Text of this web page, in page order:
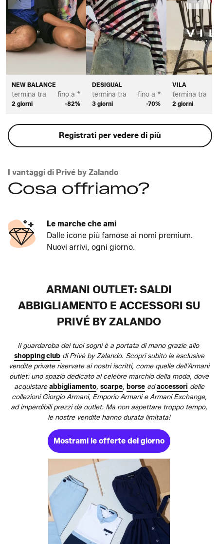
NEW BALANCE
termina tra
2 giorni
fino a *
-82%
DESIGUAL
termina tra
3 giorni
fino a *
-70%
VILA
termina tra
2 giorni
Registrati per vedere di più
I vantaggi di Privé by Zalando
Cosa offriamo?
Le marche che ami
Dalle icone più famose ai nomi premium.
Nuovi arrivi, ogni giorno.
ARMANI OUTLET: SALDI
ABBIGLIAMENTO E ACCESSORI SU
PRIVÉ BY ZALANDO
Il guardaroba dei tuoi sogni è a portata di mano grazie allo
shopping clubdi Privé by Zalando. Scopri subito le esclusive
vendite private riservate ai nostri iscritti, come quelle dell'Armani
outlet: uno spazio dedicato al celebre marchio della moda, dove
acquistareabbigliamento, scarpe, borseedaccessori delle
collezioni Giorgio Armani, Emporio Armani e Armani Exchange,
ad imperdibili prezzi da outlet. Ma non aspettare troppo tempo,
le nostre vendite hanno durata limitata!
Mostrami le offerte del giorno